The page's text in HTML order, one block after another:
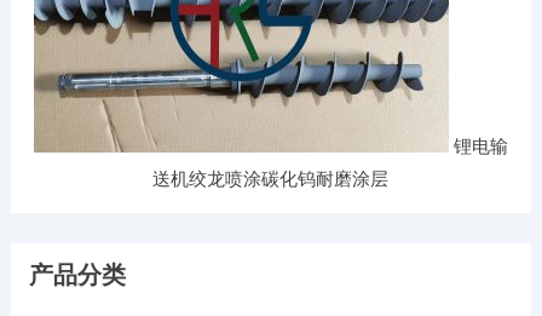
锂电输
送机绞龙喷涂碳化钨耐磨涂层
产品分类